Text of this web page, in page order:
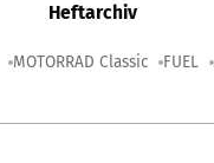
Heftarchiv
MOTORRAD Classic FUEL